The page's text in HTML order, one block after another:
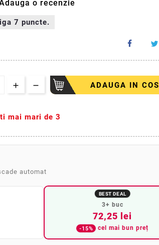
o recenzie
7 puncte.
ADAUGA IN COS
mai mari de 3
automat
BEST DEAL
3+ buc
72,25 lei
-15% cel mai bun preț